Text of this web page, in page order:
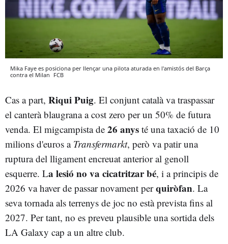
Mika Faye es posiciona per llençar una pilota aturada en l'amistós del Barça
contra el Milan FCB
Cas a part, Riqui Puig. El conjunt català va traspassar
el canterà blaugrana a cost zero per un 50% de futura
venda. El migcampista de 26 anys té una taxació de 10
milions d'euros a Transfermarkt, però va patir una
ruptura del lligament encreuat anterior al genoll
esquerre. La lesió no va cicatritzar bé, i a principis de
2026 va haver de passar novament perquiròfan. La
seva tornada als terrenys de joc no està prevista fins al
2027. Per tant, no es preveu plausible una sortida dels
LA Galaxy cap a un altre club.